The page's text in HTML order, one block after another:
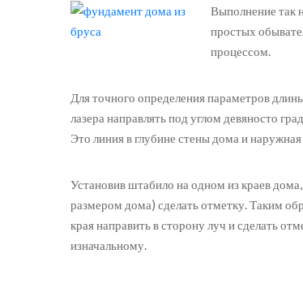
Выполнение так
простых
процессом.
Для точного определения параметров
лазера направлять под углом девяносто
Это линия в глубине стены дома и
Установив штабило на одном из краев
размером дома) сделать отметку. Таким
края направить в сторону луч и сделать
изначальному.